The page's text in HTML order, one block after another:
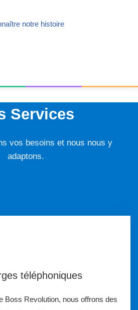
notre histoire
Services
vos besoins et nous nous y
adaptons.
téléphoniques
Boss Revolution, nous offrons des